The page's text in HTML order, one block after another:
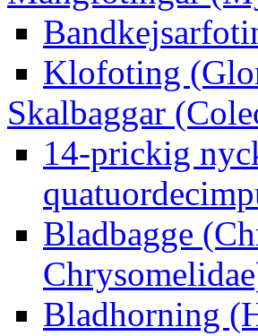
Klofoting
Skalbaggar
14-prickig
Bladbagge
Bladhorning